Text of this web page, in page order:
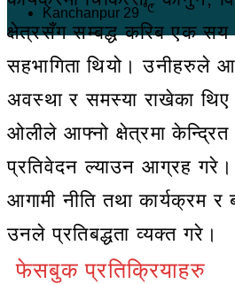
Kanchanpur 29 ℃
क्षेत्रसँग सम्बद्ध करिब एक
सहभागिता थियो। उनीहरुले
अवस्था र समस्या राखेका थिए
ओलीले आफ्नो क्षेत्रमा
प्रतिवेदन ल्याउन आग्रह
आगामी नीति तथा कार्यक्रम
उनले प्रतिबद्धता व्यक्त गरे।
फेसबुक प्रतिक्रियाहरु